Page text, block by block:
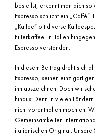
bestellst, erkennt man dich
Espresso schlicht ein „Caffè“.
„Kaffee“ oft diverse
Filterkaffee. In Italien
Espresso verstanden.
In diesem Beitrag dreht sich
Espresso, seinen
ihn auszeichnen. Doch wir
hinaus: Denn in vielen
nicht vorenthalten möchten.
Gemeinsamkeiten
italienischen Original.